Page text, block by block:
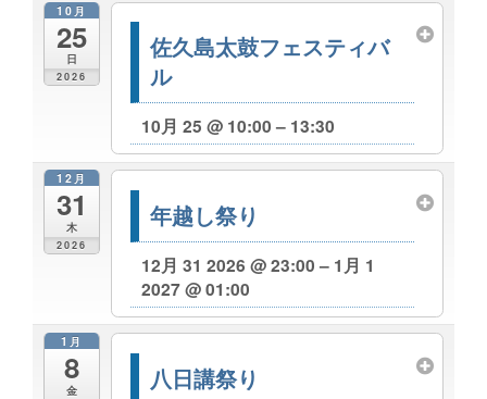
10月
25
日
2026
佐久島太鼓フェスティバ
ル
10月 25 @ 10:00 – 13:30
12月
31
木
2026
年越し祭り
12月 31 2026 @ 23:00 – 1月 1
2027 @ 01:00
1月
8
金 八日講祭り